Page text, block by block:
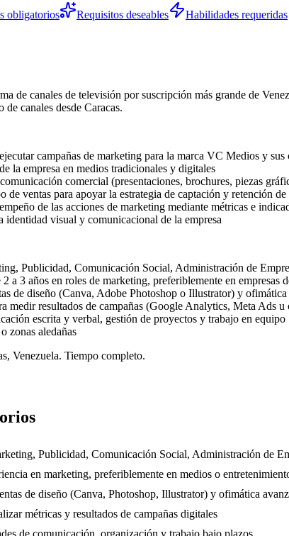
obligatorios Requisitos deseables Habilidades requeridas
de canales de televisión por suscripción más grande de
canales desde Caracas.
campañas de marketing para la marca VC Medios y sus
la empresa en medios tradicionales y digitales
comercial (presentaciones, brochures, piezas
de ventas para apoyar la estrategia de captación y retención de
de las acciones de marketing mediante métricas e
identidad visual y comunicacional de la empresa
Publicidad, Comunicación Social, Administración de
a 3 años en roles de marketing, preferiblemente en empresas
de diseño (Canva, Adobe Photoshop o Illustrator) y ofimática
medir resultados de campañas (Google Analytics, Meta Ads u
escrita y verbal, gestión de proyectos y trabajo en equipo
zonas aledañas
Venezuela. Tiempo completo.
Publicidad, Comunicación Social, Administración de
en marketing, preferiblemente en medios o
de diseño (Canva, Photoshop, Illustrator) y ofimática
métricas y resultados de campañas digitales
de comunicación, organización y trabajo bajo plazos